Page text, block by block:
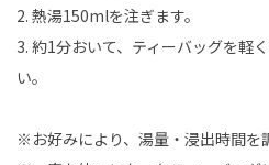
2. 熱湯150mlを注ぎます。
3. 約1分おいて、ティーバッグを軽
い。
※お好みにより、湯量・浸出時間を